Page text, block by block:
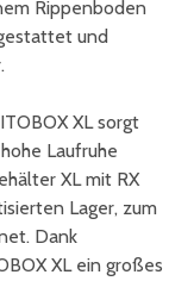
Rippenboden
und
XL sorgt
Laufruhe
XL mit RX
Lager, zum
Dank
XL ein großes